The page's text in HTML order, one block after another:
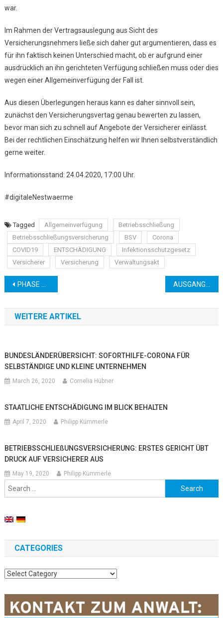
war.
Im Rahmen der Vertragsauslegung aus Sicht des
Versicherungsnehmers ließe sich daher gut argumentieren, dass es
für ihn faktisch keinen Unterschied macht, ob er aufgrund einer
ausdrücklich an ihn gerichteten Verfügung schließen muss oder dies
wegen einer Allgemeinverfügung der Fall ist.
Aus diesen Überlegungen heraus kann es daher sinnvoll sein,
zunächst den Versicherungsvertag genau bewerten zu lassen,
bevor man sich zu schnell auf Angebote der Versicherer einlässt.
Bei der rechtlichen Einschätzung helfen wir Ihnen selbstverständlich
gerne weiter.
Informationsstand: 24.04.2020, 17:00 Uhr.
#digitaleNestwaerme
Tagged Allgemeinverfügung
Betriebsschließung
Betriebsschließungsversicherung
BSV
Corona
COVID19
ENTSCHÄDIGUNG
Infektionsschutzgesetz
Versicherer
Versicherung Verwaltungsakt
Post navigation
PHASE DER KURZARBEIT SINNVOLL NUTZEN AUSGANGSBESCHRÄNKUNGEN FÜR BEWOHNER VON ALTEN- & PFLEGEHEIMEN
WEITERE ARTIKEL
BUNDESLÄNDERÜBERSICHT: SOFORTHILFE-CORONA FÜR
SELBSTÄNDIGE UND KLEINE UNTERNEHMEN
March 26, 2020 Cornelia Hübner
STAATLICHE ENTSCHÄDIGUNG IM BLICK BEHALTEN
April 7, 2020 Philipp Kümmerle
BETRIEBSSCHLIEßUNGSVERSICHERUNG: ERSTES GERICHT ÜBT
DRUCK AUF VERSICHERER AUS
May 19, 2020 Philipp Kümmerle
Search for:
CATEGORIES
Categories